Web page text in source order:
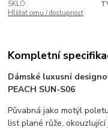
SKLO:
Hlídat cenu / dostupnost
Kompletní
Dámské luxusní
PEACH SUN-S06
Půvabná jako motýl
list plané růže,